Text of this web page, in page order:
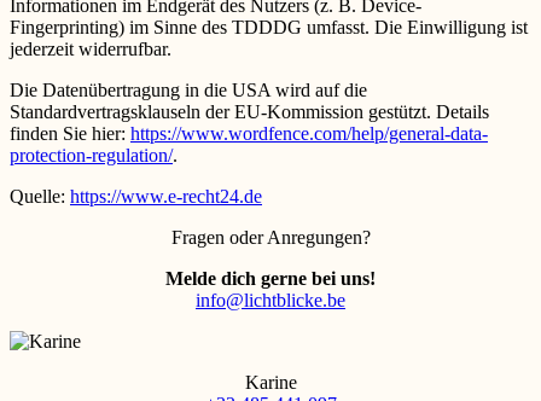
Informationen im Endgerät des Nutzers (z. B. Device-
Fingerprinting) im Sinne des TDDDG umfasst. Die Einwilligung ist
jederzeit widerrufbar.
Die Datenübertragung in die USA wird auf die
Standardvertragsklauseln der EU-Kommission gestützt. Details
finden Sie hier: https://www.wordfence.com/help/general-data-
protection-regulation/.
Quelle: https://www.e-recht24.de
Fragen oder Anregungen?
Melde dich gerne bei uns!
info@lichtblicke.be
Karine